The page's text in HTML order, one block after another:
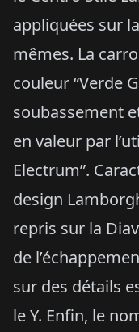
appliquées sur
mêmes. La
couleur “Verde
soubassement
en valeur par
Electrum”.
design
repris sur la
de
sur des détails
le Y. Enfin, le